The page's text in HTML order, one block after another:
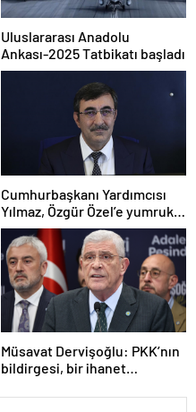
Uluslararası Anadolu
Ankası-2025 Tatbikatı başladı
Cumhurbaşkanı Yardımcısı
Yılmaz, Özgür Özel’e yumruklu
saldırıyı kınadı
Müsavat Dervişoğlu: PKK’nın
bildirgesi, bir ihanet